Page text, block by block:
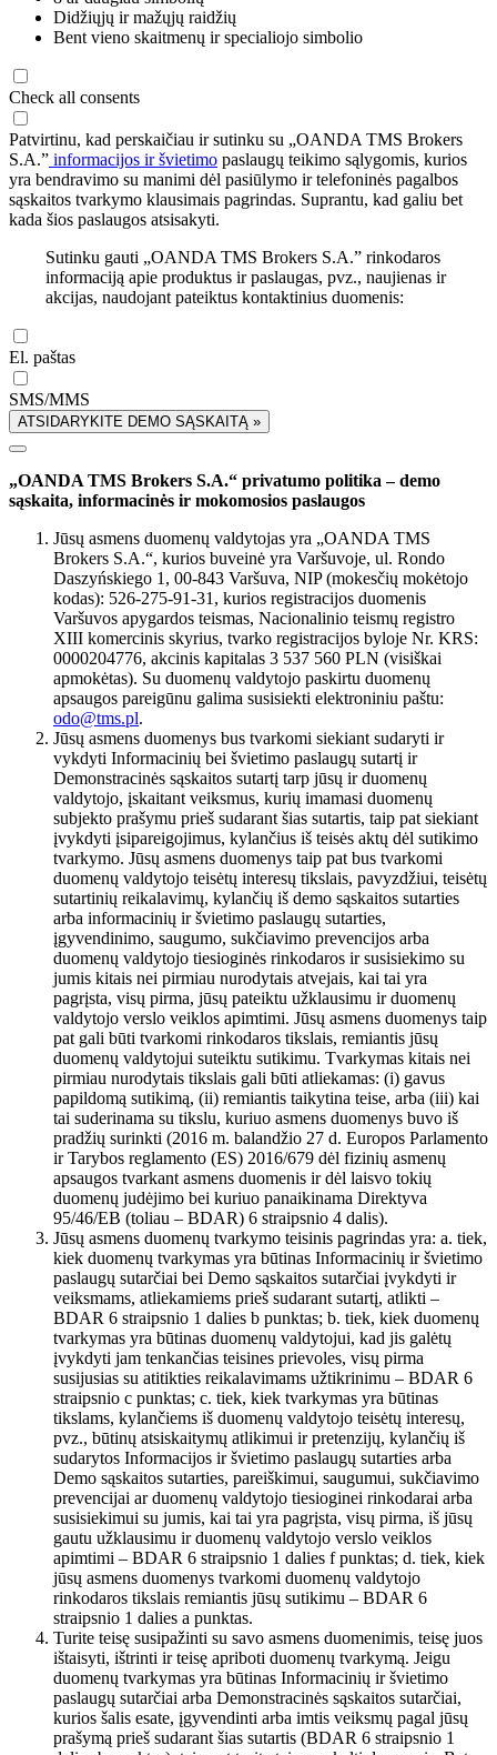
Didžiųjų ir mažųjų raidžių
Bent vieno skaitmenų ir specialiojo simbolio
Check all consents
Patvirtinu, kad perskaičiau ir sutinku su „OANDA TMS Brokers
S.A.” informacijos ir švietimo paslaugų teikimo sąlygomis, kurios
yra bendravimo su manimi dėl pasiūlymo ir telefoninės pagalbos
sąskaitos tvarkymo klausimais pagrindas. Suprantu, kad galiu bet
kada šios paslaugos atsisakyti.
Sutinku gauti „OANDA TMS Brokers S.A.” rinkodaros
informaciją apie produktus ir paslaugas, pvz., naujienas ir
akcijas, naudojant pateiktus kontaktinius duomenis:
El. paštas
SMS/MMS
ATSIDARYKITE DEMO SĄSKAITĄ »
„OANDA TMS Brokers S.A.“ privatumo politika – demo
sąskaita, informacinės ir mokomosios paslaugos
Jūsų asmens duomenų valdytojas yra „OANDA TMS
Brokers S.A.“, kurios buveinė yra Varšuvoje, ul. Rondo
Daszyńskiego 1, 00-843 Varšuva, NIP (mokesčių mokėtojo
kodas): 526-275-91-31, kurios registracijos duomenis
Varšuvos apygardos teismas, Nacionalinio teismų registro
XIII komercinis skyrius, tvarko registracijos byloje Nr. KRS:
0000204776, akcinis kapitalas 3 537 560 PLN (visiškai
apmokėtas). Su duomenų valdytojo paskirtu duomenų
apsaugos pareigūnu galima susisiekti elektroniniu paštu:
odo@tms.pl.
Jūsų asmens duomenys bus tvarkomi siekiant sudaryti ir
vykdyti Informacinių bei švietimo paslaugų sutartį ir
Demonstracinės sąskaitos sutartį tarp jūsų ir duomenų
valdytojo, įskaitant veiksmus, kurių imamasi duomenų
subjekto prašymu prieš sudarant šias sutartis, taip pat siekiant
įvykdyti įsipareigojimus, kylančius iš teisės aktų dėl sutikimo
tvarkymo. Jūsų asmens duomenys taip pat bus tvarkomi
duomenų valdytojo teisėtų interesų tikslais, pavyzdžiui, teisėtų
sutartinių reikalavimų, kylančių iš demo sąskaitos sutarties
arba informacinių ir švietimo paslaugų sutarties,
įgyvendinimo, saugumo, sukčiavimo prevencijos arba
duomenų valdytojo tiesioginės rinkodaros ir susisiekimo su
jumis kitais nei pirmiau nurodytais atvejais, kai tai yra
pagrįsta, visų pirma, jūsų pateiktu užklausimu ir duomenų
valdytojo verslo veiklos apimtimi. Jūsų asmens duomenys taip
pat gali būti tvarkomi rinkodaros tikslais, remiantis jūsų
duomenų valdytojui suteiktu sutikimu. Tvarkymas kitais nei
pirmiau nurodytais tikslais gali būti atliekamas: (i) gavus
papildomą sutikimą, (ii) remiantis taikytina teise, arba (iii) kai
tai suderinama su tikslu, kuriuo asmens duomenys buvo iš
pradžių surinkti (2016 m. balandžio 27 d. Europos Parlamento
ir Tarybos reglamento (ES) 2016/679 dėl fizinių asmenų
apsaugos tvarkant asmens duomenis ir dėl laisvo tokių
duomenų judėjimo bei kuriuo panaikinama Direktyva
95/46/EB (toliau – BDAR) 6 straipsnio 4 dalis).
Jūsų asmens duomenų tvarkymo teisinis pagrindas yra: a. tiek,
kiek duomenų tvarkymas yra būtinas Informacinių ir švietimo
paslaugų sutarčiai bei Demo sąskaitos sutarčiai įvykdyti ir
veiksmams, atliekamiems prieš sudarant sutartį, atlikti –
BDAR 6 straipsnio 1 dalies b punktas; b. tiek, kiek duomenų
tvarkymas yra būtinas duomenų valdytojui, kad jis galėtų
įvykdyti jam tenkančias teisines prievoles, visų pirma
susijusias su atitikties reikalavimams užtikrinimu – BDAR 6
straipsnio c punktas; c. tiek, kiek tvarkymas yra būtinas
tikslams, kylančiems iš duomenų valdytojo teisėtų interesų,
pvz., būtinų atsiskaitymų atlikimui ir pretenzijų, kylančių iš
sudarytos Informacijos ir švietimo paslaugų sutarties arba
Demo sąskaitos sutarties, pareiškimui, saugumui, sukčiavimo
prevencijai ar duomenų valdytojo tiesioginei rinkodarai arba
susisiekimui su jumis, kai tai yra pagrįsta, visų pirma, iš jūsų
gautu užklausimu ir duomenų valdytojo verslo veiklos
apimtimi – BDAR 6 straipsnio 1 dalies f punktas; d. tiek, kiek
jūsų asmens duomenys tvarkomi duomenų valdytojo
rinkodaros tikslais remiantis jūsų sutikimu – BDAR 6
straipsnio 1 dalies a punktas.
Turite teisę susipažinti su savo asmens duomenimis, teisę juos
ištaisyti, ištrinti ir teisę apriboti duomenų tvarkymą. Jeigu
duomenų tvarkymas yra būtinas Informacinių ir švietimo
paslaugų sutarčiai arba Demonstracinės sąskaitos sutarčiai,
kurios šalis esate, įgyvendinti arba imtis veiksmų pagal jūsų
prašymą prieš sudarant šias sutartis (BDAR 6 straipsnio 1